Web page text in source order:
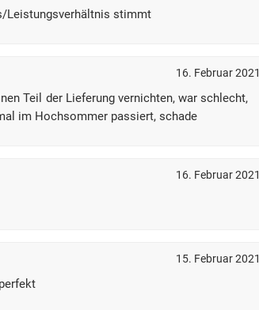
Leistungsverhältnis stimmt
16. Februar 2021
Teil der Lieferung vernichten, war schlecht,
im Hochsommer passiert, schade
16. Februar 2021
15. Februar 2021